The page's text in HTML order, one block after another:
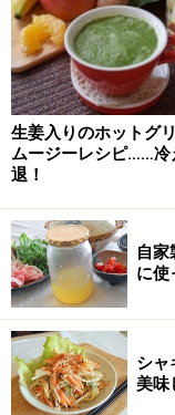
黒豆
水
きび砂糖
塩
重曹
保温水筒で
■黒豆の煮物を作る
1
使用する保温
生姜入りのホットグ
ムージーレシピ……冷
退！
自
に使
シャ
美味